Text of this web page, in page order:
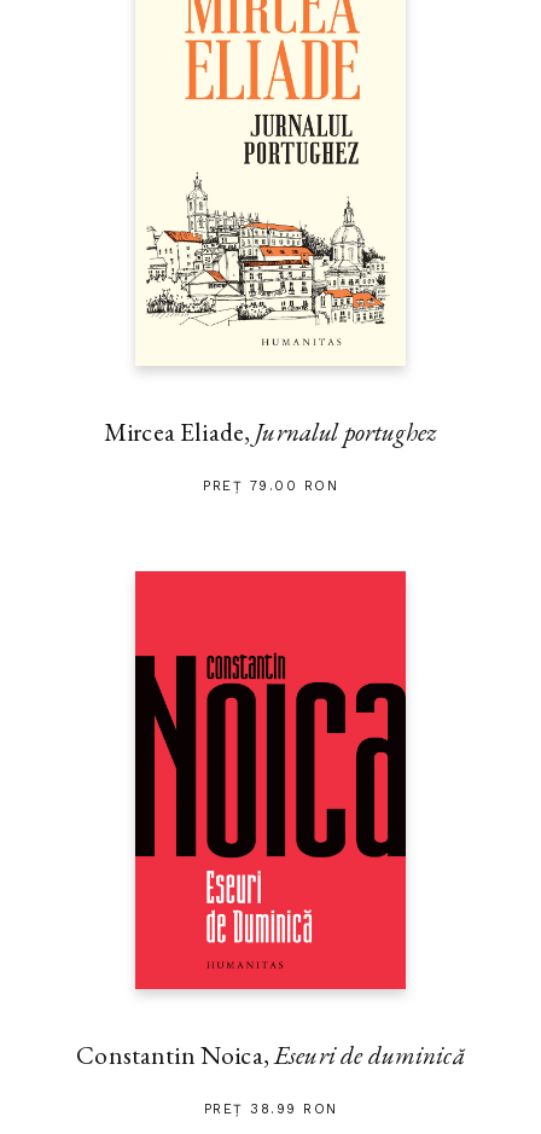
Mircea Eliade, Jurnalul portughez
PREȚ 79.00 RON
Constantin Noica,Eseuri de duminică
PREȚ 38.99 RON